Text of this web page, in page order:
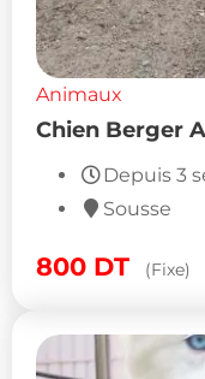
Animaux
Chien Berger
Depuis 3
Sousse
800 DT (Fixe)